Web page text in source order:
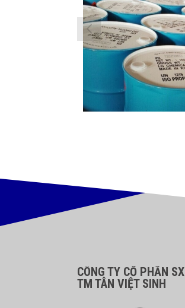
CÔNG TY CỔ PHẦN SX
TM TÂN VIỆT SINH